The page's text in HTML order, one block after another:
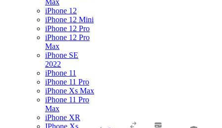
Max
iPhone 12
iPhone 12 Mini
iPhone 12 Pro
iPhone 12 Pro
Max
iPhone SE
2022
iPhone 11
iPhone 11 Pro
iPhone Xs Max
iPhone 11 Pro
Max
iPhone XR
IPhone Xs